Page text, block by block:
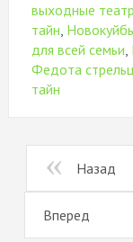
выходные театр
тайн,
для всей семьи,
Федота
тайн
Назад
Вперед